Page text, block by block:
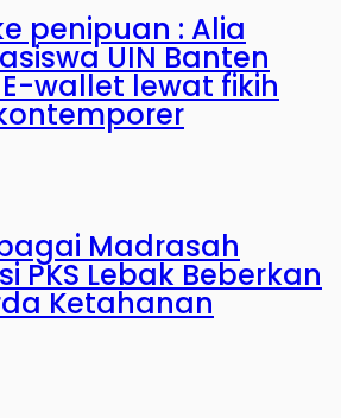
penipuan : Alia
UIN Banten
wallet lewat fikih
Madrasah
PKS Lebak Beberkan
Ketahanan